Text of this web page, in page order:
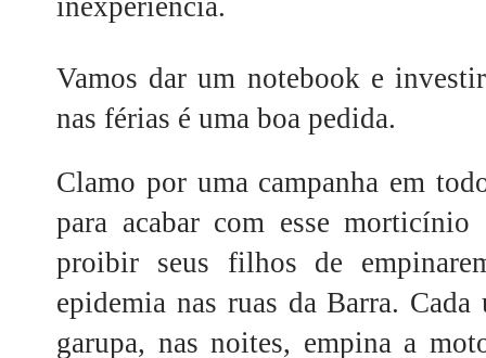
Vamos dar um notebook e
nas férias é uma boa pedida.
Clamo por uma campanha em
para acabar com esse
proibir seus filhos de
epidemia nas ruas da Barra.
garupa, nas noites, empina a